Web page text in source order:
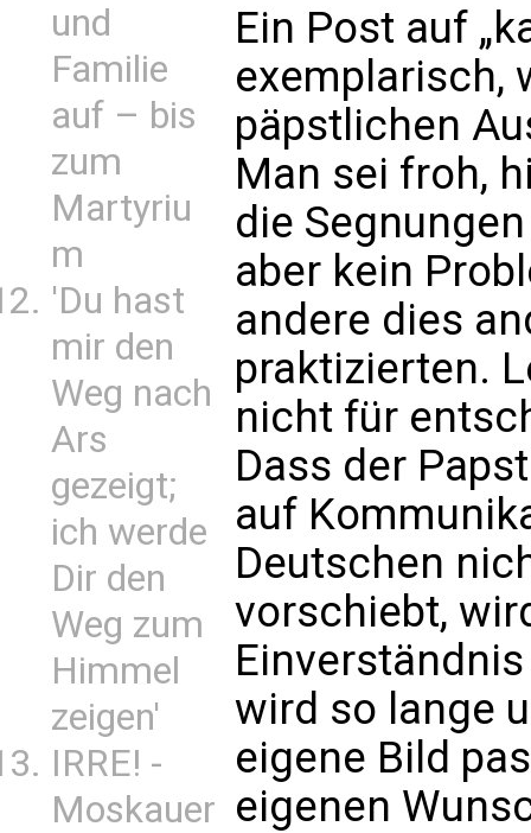
und
Familie
auf – bis
zum
Martyriu
m
'Du hast
mir den
Weg nach
Ars
gezeigt;
ich werde
Dir den
Weg zum
Himmel
zeigen'
IRRE! -
Moskauer
Ein Post auf
exemplarisch,
päpstlichen
Man sei froh,
die
aber kein
andere dies
praktizierten.
nicht für
Dass der
auf
Deutschen
vorschiebt,
wird so lange
eigene Bild
eigenen